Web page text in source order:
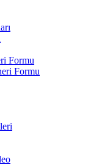
Formu
Formu